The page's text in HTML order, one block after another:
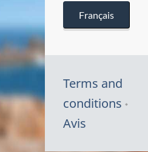
Français
Terms and
conditions
Avis